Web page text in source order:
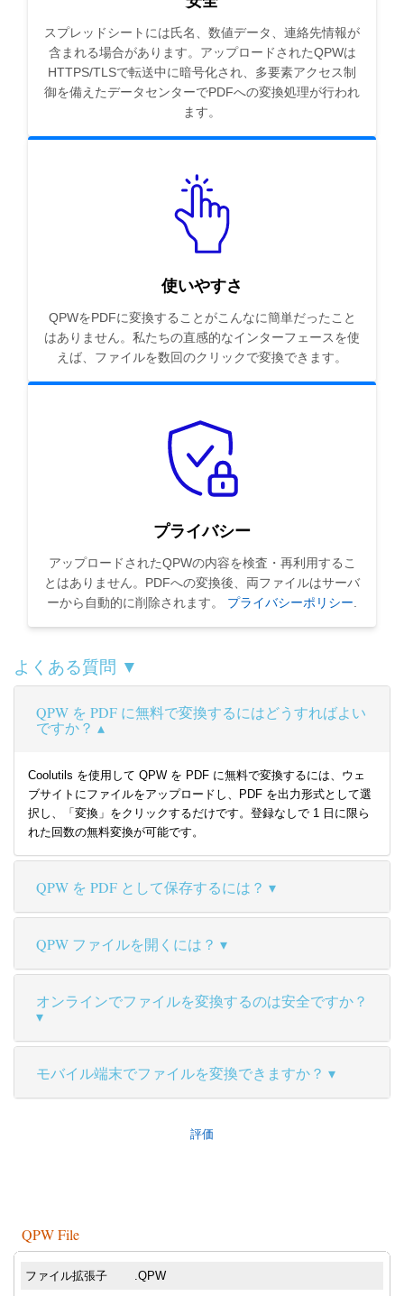
スプレッドシートには氏名、数値データ、連絡先情報が
含まれる場合があります。アップロードされたQPWは
HTTPS/TLSで転送中に暗号化され、多要素アクセス制
御を備えたデータセンターでPDFへの変換処理が行われ
ます。
使いやすさ
QPWをPDFに変換することがこんなに簡単だったこと
はありません。私たちの直感的なインターフェースを使
えば、ファイルを数回のクリックで変換できます。
プライバシー
アップロードされたQPWの内容を検査・再利用するこ
とはありません。PDFへの変換後、両ファイルはサーバ
ーから自動的に削除されます。 プライバシーポリシー.
よくある質問 ▼
QPW を PDF に無料で変換するにはどうすればよい
ですか？
Coolutils を使用して QPW を PDF に無料で変換するには、ウェ
ブサイトにファイルをアップロードし、PDF を出力形式として選
択し、「変換」をクリックするだけです。登録なしで 1 日に限ら
れた回数の無料変換が可能です。
QPW を PDF として保存するには？
QPW ファイルを開くには？
オンラインでファイルを変換するのは安全ですか？
モバイル端末でファイルを変換できますか？
評価
QPW File
ファイル拡張子 .QPW